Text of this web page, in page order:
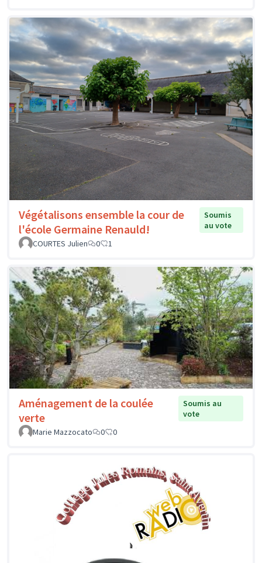
Végétalisons ensemble la cour de
l'école Germaine Renauld!
Soumis
au vote
COURTES Julien
0 1
Aménagement de la coulée
verte
Soumis au
vote
Marie Mazzocato
0 0